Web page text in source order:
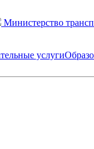
Министерство
услуги